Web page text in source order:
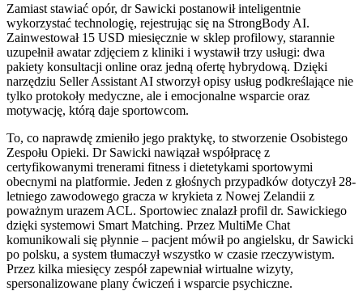
Zamiast stawiać opór, dr Sawicki postanowił inteligentnie
wykorzystać technologię, rejestrując się na StrongBody AI.
Zainwestował 15 USD miesięcznie w sklep profilowy, starannie
uzupełnił awatar zdjęciem z kliniki i wystawił trzy usługi: dwa
pakiety konsultacji online oraz jedną ofertę hybrydową. Dzięki
narzędziu Seller Assistant AI stworzył opisy usług podkreślające nie
tylko protokoły medyczne, ale i emocjonalne wsparcie oraz
motywację, którą daje sportowcom.
To, co naprawdę zmieniło jego praktykę, to stworzenie Osobistego
Zespołu Opieki. Dr Sawicki nawiązał współpracę z
certyfikowanymi trenerami fitness i dietetykami sportowymi
obecnymi na platformie. Jeden z głośnych przypadków dotyczył 28-
letniego zawodowego gracza w krykieta z Nowej Zelandii z
poważnym urazem ACL. Sportowiec znalazł profil dr. Sawickiego
dzięki systemowi Smart Matching. Przez MultiMe Chat
komunikowali się płynnie – pacjent mówił po angielsku, dr Sawicki
po polsku, a system tłumaczył wszystko w czasie rzeczywistym.
Przez kilka miesięcy zespół zapewniał wirtualne wizyty,
spersonalizowane plany ćwiczeń i wsparcie psychiczne.